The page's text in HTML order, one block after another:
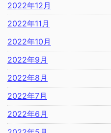
2022年12月
2022年11月
2022年10月
2022年9月
2022年8月
2022年7月
2022年6月